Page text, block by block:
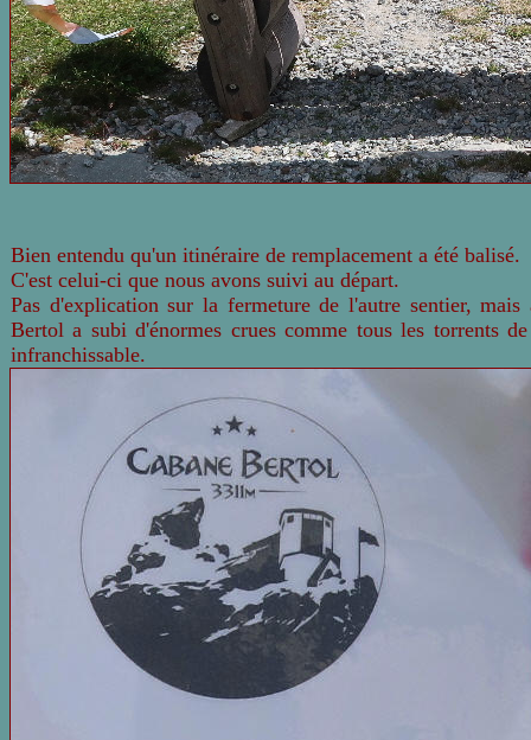
Bien entendu qu'un itinéraire de remplacement a été balisé.
C'est celui-ci que nous avons suivi au départ.
Pas d'explication sur la fermeture de l'autre sentier,
Bertol a subi d'énormes crues comme tous les torrents
infranchissable.